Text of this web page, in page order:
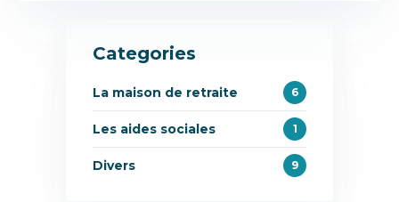
Categories
La maison de retraite 6
Les aides sociales 1
Divers 9